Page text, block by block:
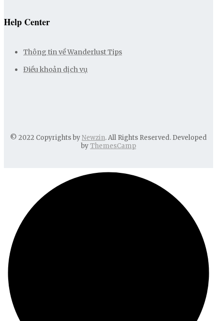
Help Center
Thông tin về Wanderlust Tips
Điều khoản dịch vụ
© 2022 Copyrights byNewzin. All Rights Reserved. Developed
byThemesCamp